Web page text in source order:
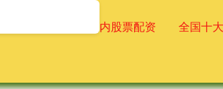
场内股票配资 全国十